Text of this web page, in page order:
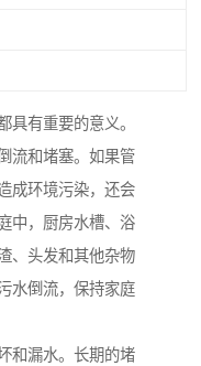
具有重要的意义。
流和堵塞。如果管
成环境污染，还会
中，厨房水槽、浴
、头发和其他杂物
水倒流，保持家庭
和漏水。长期的堵